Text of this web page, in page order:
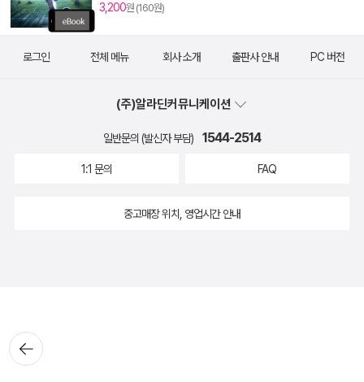
3,200원 (160원)
뒤로가
기
로그인 전체 메뉴 회사 소개 출판사 안내 PC 버전
(주)알라딘커뮤니케이션
일반문의 (발신자 부담) 1544-2514
1:1 문의 FAQ
중고매장 위치, 영업시간 안내